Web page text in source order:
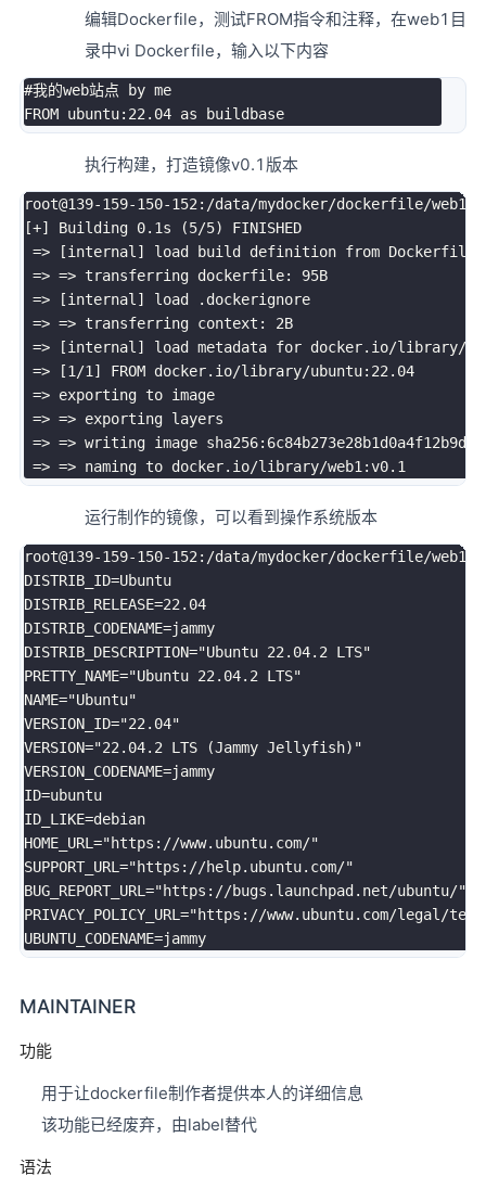
编辑Dockerfile，测试FROM指令和注释，在web1目
录中vi Dockerfile，输入以下内容
#我的web站点 by me
执行构建，打造镜像v0.1版本
root@139-159-150-152:/data/mydocker/dockerfile/web1
[+] Building 0.1s (5/5)
FINISHED
=> [internal ]
load build definition from Dockerfile
=> => transferring dockerfile: 95B
=> [internal ]
load .dockerignore
=> => transferring context: 2B
=> [internal ] load metadata for docker.io/library/
=> [1 /1 ]
FROM docker.io/library/ubuntu:22.04
=> exporting to image
=> => exporting layers
=> => writing image
=> =>
运行制作的镜像，可以看到操作系统版本
root@139-159-150-152:/data/mydocker/dockerfile/web1
DISTRIB_ID=
DISTRIB_RELEASE=22.04
DISTRIB_CODENAME=
DISTRIB_DESCRIPTION="Ubuntu 22.04.2 LTS"
PRETTY_NAME="Ubuntu 22.04.2 LTS"
NAME="Ubuntu"
VERSION_ID="22.04"
VERSION="22.04.2 LTS (Jammy Jellyfish)"
VERSION_CODENAME=
ID=
ID_LIKE=
HOME_URL ="https://www.ubuntu.com/"
SUPPORT_URL ="https://help.ubuntu.com/"
BUG_REPORT_URL ="https://bugs.launchpad.net/ubuntu/"
PRIVACY_POLICY_URL ="https://www.ubuntu.com/legal/
UBUNTU_CODENAME=
MAINTAINER
功能
用于让dockerfile制作者提供本人的详细信息
该功能已经废弃，由label替代
语法